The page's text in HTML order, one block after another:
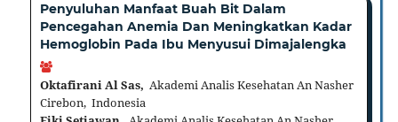
Penyuluhan Manfaat Buah Bit Dalam
Pencegahan Anemia Dan Meningkatkan Kadar
Hemoglobin Pada Ibu Menyusui Dimajalengka
Oktafirani Al Sas, Akademi Analis Kesehatan An Nasher
Cirebon, Indonesia